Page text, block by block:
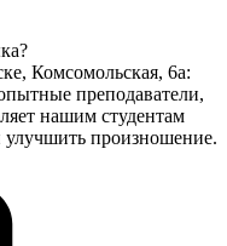
Комсомольская, 6а:
преподаватели,
нашим студентам
улучшить произношение.